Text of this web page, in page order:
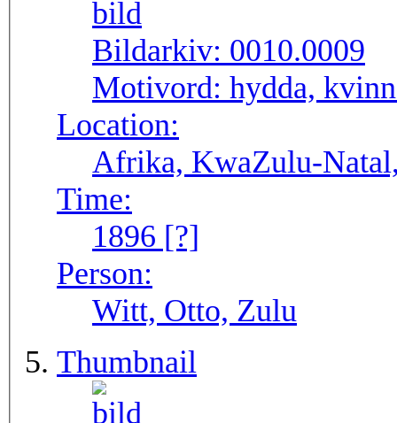
Bildarkiv: 0010.0009
Motivord: hydda,
Location:
Afrika, KwaZulu-
Time:
1896 [?]
Person:
Witt, Otto, Zulu
Thumbnail